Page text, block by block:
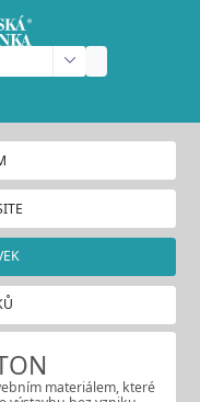
materiálem, které